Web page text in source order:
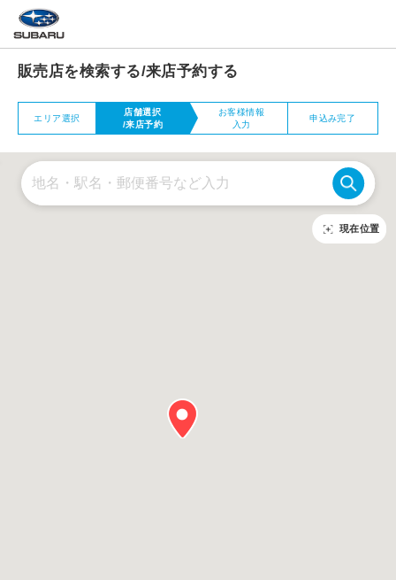
販売店を検索する/来店予約する
エリア選択
店舗選択
/来店予約
お客様情報
入力
申込み完了
現在位置